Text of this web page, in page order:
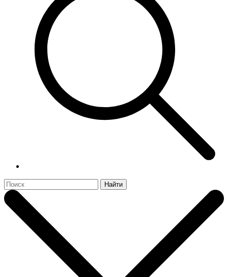
Найти